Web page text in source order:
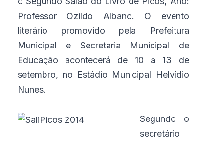
Professor Ozildo Albano. O evento
literário promovido pela Prefeitura
Municipal e Secretaria Municipal de
Educação acontecerá de 10 a 13 de
setembro, no Estádio Municipal Helvídio
Nunes.
Segundo o
secretário